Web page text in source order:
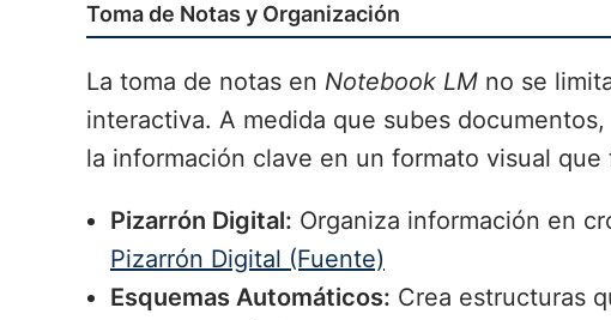
Toma de Notas y Organización
La toma de notas en Notebook LM no se
interactiva. A medida que subes
la información clave en un formato visual que
Pizarrón Digital: Organiza información en
Pizarrón Digital (Fuente)
Esquemas Automáticos: Crea estructuras